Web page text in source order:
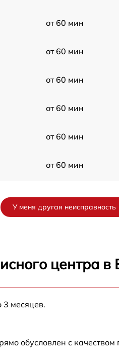
от 60 мин
от 60 мин
от 60 мин
от 60 мин
от 60 мин
от 60 мин
У меня другая неисправность
центра
3 месяцев.
обусловлен с